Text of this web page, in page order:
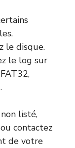
le disque.
le log sur
listé,
contactez
de votre